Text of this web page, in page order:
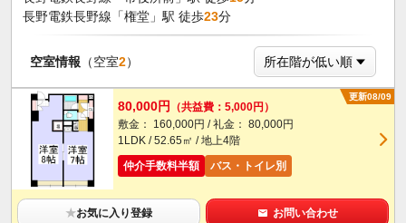
長野電鉄長野線「権堂」駅 徒歩23分
空室情報 （空室2）
更新08/09
80,000円
（共益費：5,000円）
敷金： 160,000円 / 礼金： 80,000円
1LDK / 52.65㎡ / 地上4階
仲介手数料半額
バス・トイレ別
★お気に入り登録 お問い合わせ